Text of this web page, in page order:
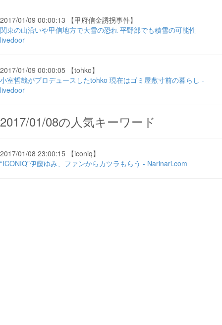
2017/01/09 00:00:13 【甲府信金誘拐事件】
関東の山沿いや甲信地方で大雪の恐れ 平野部でも積雪の可能性 -
livedoor
2017/01/09 00:00:05 【tohko】
小室哲哉がプロデュースしたtohko 現在はゴミ屋敷寸前の暮らし -
livedoor
2017/01/08の人気キーワード
2017/01/08 23:00:15 【iconiq】
“ICONIQ”伊藤ゆみ、ファンからカツラもらう - Narinari.com